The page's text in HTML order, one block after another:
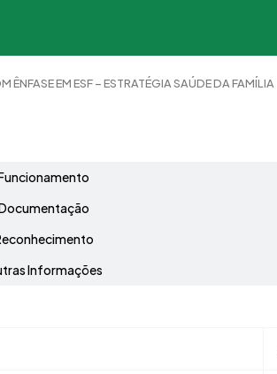
ÊNFASE EM ESF – ESTRATÉGIA SAÚDE DA FAMÍLIA
Informações